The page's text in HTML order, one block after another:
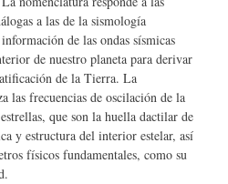
a las de la sismología
de las ondas sísmicas
de nuestro planeta para derivar
de la Tierra. La
las frecuencias de oscilación de la
que son la huella dactilar de
y estructura del interior estelar, así
físicos fundamentales, como su